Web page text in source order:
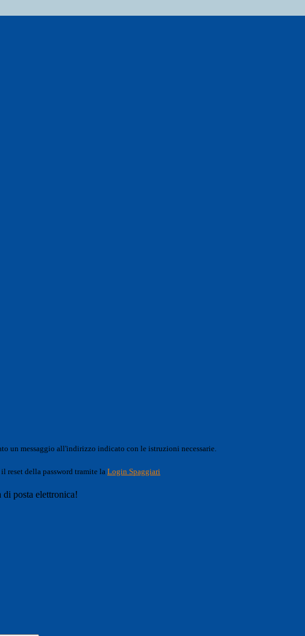
un messaggio all'indirizzo indicato con le istruzioni necessarie.
reset della password tramite la Login Spaggiari
posta elettronica!